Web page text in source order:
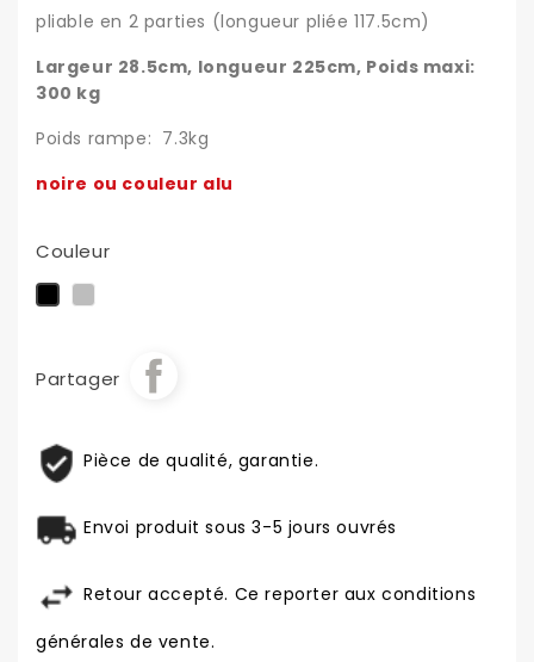
pliable en 2 parties (longueur pliée 117.5cm)
Largeur 28.5cm, longueur 225cm, Poids maxi:
300 kg
Poids rampe: 7.3kg
noire ou couleur alu
Couleur
Noir
Partager
Pièce de qualité, garantie.
Envoi produit sous 3-5 jours ouvrés
Retour accepté. Ce reporter aux conditions
générales de vente.